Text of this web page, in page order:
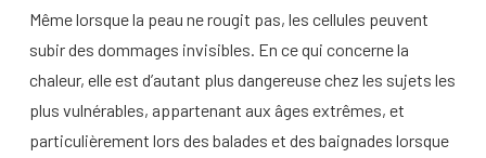
Même lorsque la peau ne rougit pas, les cellules peuvent
subir des dommages invisibles. En ce qui concerne la
chaleur, elle est d’autant plus dangereuse chez les sujets les
plus vulnérables, appartenant aux âges extrêmes, et
particulièrement lors des balades et des baignades lorsque